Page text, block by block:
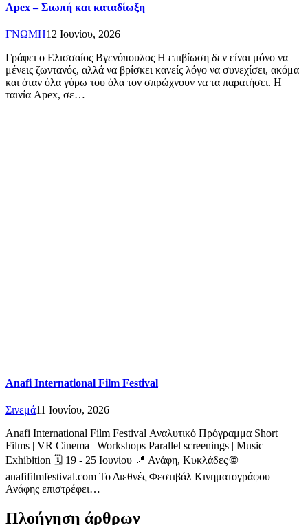
Apex – Σιωπή και καταδίωξη
ΓΝΩΜΗ12 Ιουνίου, 2026
Γράφει ο Ελισσαίος Βγενόπουλος Η επιβίωση δεν είναι μόνο να
μένεις ζωντανός, αλλά να βρίσκει κανείς λόγο να συνεχίσει, ακόμα
και όταν όλα γύρω του όλα τον σπρώχνουν να τα παρατήσει. Η
ταινία Apex, σε…
Anafi International Film Festival
Σινεμά11 Ιουνίου, 2026
Anafi International Film Festival Αναλυτικό Πρόγραμμα Short
Films | VR Cinema | Workshops Parallel screenings | Music |
Exhibition 🗓️ 19 - 25 Ιουνίου 📍 Ανάφη, Κυκλάδες 🌐
anafifilmfestival.com Το Διεθνές Φεστιβάλ Κινηματογράφου
Ανάφης επιστρέφει…
Πλοήγηση άρθρων